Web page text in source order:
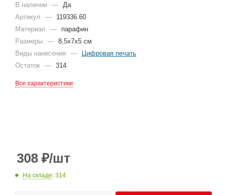
В наличии —
Да
Артикул
—
119336.60
Материал
—
парафин
Размеры — 8,5х7х5 см
Виды нанесения
—
Цифровая печать
Остаток — 314
Все характеристики
308 ₽/шт
На складе: 314